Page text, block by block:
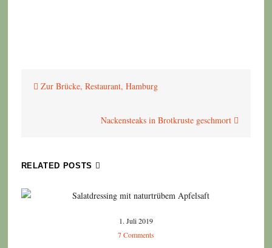
Zur Brücke, Restaurant, Hamburg
Nackensteaks in Brotkruste geschmort
RELATED POSTS
1. Juli 2019
7 Comments